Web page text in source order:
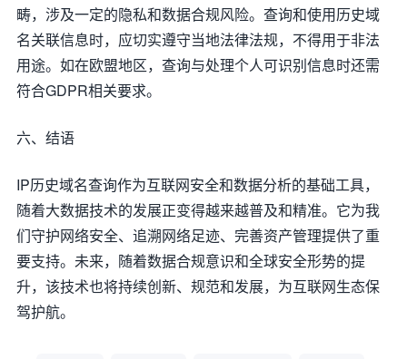
畴，涉及一定的隐私和数据合规风险。查询和使用历史域
名关联信息时，应切实遵守当地法律法规，不得用于非法
用途。如在欧盟地区，查询与处理个人可识别信息时还需
符合GDPR相关要求。
六、结语
IP历史域名查询作为互联网安全和数据分析的基础工具，
随着大数据技术的发展正变得越来越普及和精准。它为我
们守护网络安全、追溯网络足迹、完善资产管理提供了重
要支持。未来，随着数据合规意识和全球安全形势的提
升，该技术也将持续创新、规范和发展，为互联网生态保
驾护航。